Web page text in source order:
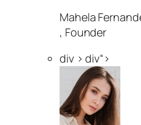
Mahela
, Founder
div > div“>